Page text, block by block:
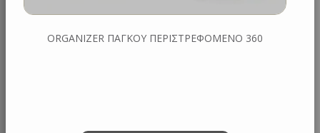
ORGANIZER ΠΑΓΚΟΥ ΠΕΡΙΣΤΡΕΦΟΜΕΝΟ 360